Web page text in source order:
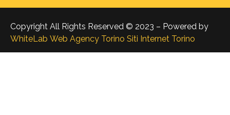
Copyright All Rights Reserved © 2023 – Powered by
WhiteLab Web Agency Torino Siti Internet Torino